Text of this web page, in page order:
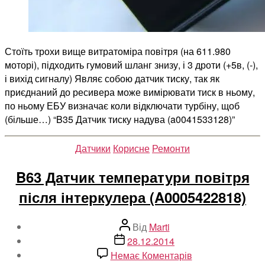
Стоїть трохи вище витратоміра повітря (на 611.980
моторі), підходить гумовий шланг знизу, і 3 дроти (+5в, (-),
і вихід сигналу) Являє собою датчик тиску, так як
приєднаний до ресивера може вимірювати тиск в ньому,
по ньому ЕБУ визначає коли відключати турбіну, щоб
(більше…) “B35 Датчик тиску надува (a0041533128)”
Категорії
Датчики Корисне Ремонти
B63 Датчик температури повітря
після інтеркулера (A0005422818)
Автор
запису
Від Marti
Дата
запису
28.12.2014
Немає Коментарівдо